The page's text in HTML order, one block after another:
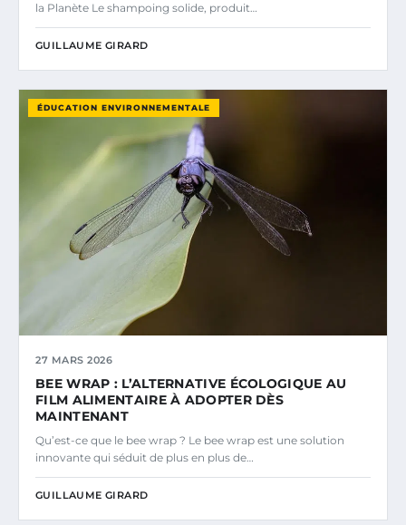
la Planète Le shampoing solide, produit…
GUILLAUME GIRARD
ÉDUCATION ENVIRONNEMENTALE
27 MARS 2026
BEE WRAP : L’ALTERNATIVE ÉCOLOGIQUE AU
FILM ALIMENTAIRE À ADOPTER DÈS
MAINTENANT
Qu’est-ce que le bee wrap ? Le bee wrap est une solution
innovante qui séduit de plus en plus de…
GUILLAUME GIRARD